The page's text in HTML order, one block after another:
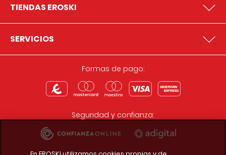
TIENDAS EROSKI
SERVICIOS
Formas de pago:
Seguridad y confianza: